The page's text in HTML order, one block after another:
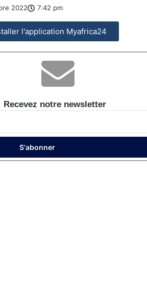
2022 7:42 pm
l'application Myafrica24
Recevez notre newsletter